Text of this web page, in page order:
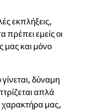
εκπλήξεις,
πρέπει εμείς οι
μας και μόνο
δύναμη
απλά
χαρακτήρα μας,